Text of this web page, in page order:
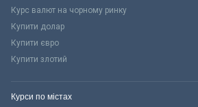
Курс валют на чорному ринку
Купити долар
Купити євро
Купити злотий
Курси по містах